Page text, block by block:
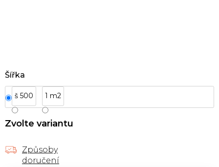
Šířka
š 500 1 m2
Zvolte variantu
Způsoby
doručení